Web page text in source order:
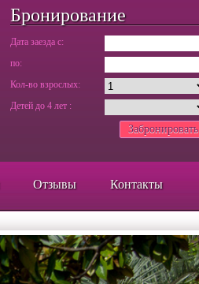
Бронирование
Дата заезда c:
по:
Кол-во взрослых:
Детей до 4 лет :
Забронировать
Отзывы Контакты